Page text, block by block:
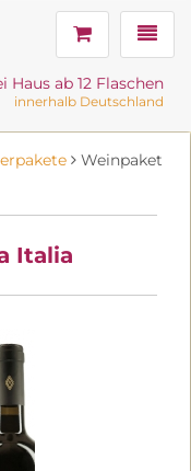
Haus ab 12 Flaschen
innerhalb Deutschland
Weinpaket
Italia